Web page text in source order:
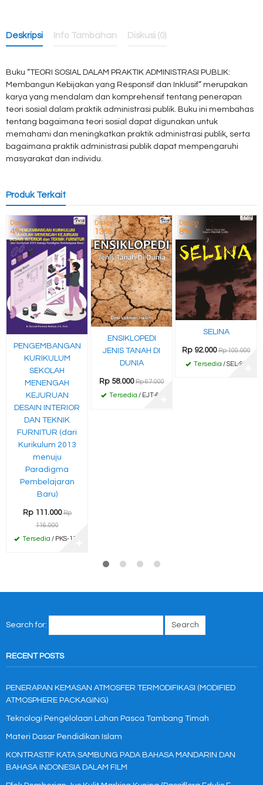
Deskripsi Info Tambahan Diskusi (0)
Buku “TEORI SOSIAL DALAM PRAKTIK ADMINISTRASI PUBLIK:
Membangun Kebijakan yang Responsif dan Inklusif” merupakan
karya yang mendalam dan komprehensif tentang penerapan
teori sosial dalam praktik administrasi publik. Buku ini membahas
tentang bagaimana teori sosial dapat digunakan untuk
memahami dan meningkatkan praktik administrasi publik, serta
bagaimana praktik administrasi publik dapat mempengaruhi
masyarakat dan individu.
Produk Terkait
Diskon
4%
PENGEMBANGAN
KURIKULUM
SEKOLAH
MENENGAH
KEJURUAN
DESAIN INTERIOR
DAN TEKNIK
FURNITUR (dari
Kurikulum 2013
menuju
Paradigma
Pembelajaran
Baru)
Rp 111.000 Rp
116.000
Tersedia / PKS-111
Diskon
13%
ENSIKLOPEDI
JENIS TANAH DI
DUNIA
Rp 58.000 Rp 67.000
Tersedia / EJT-66
Diskon
8%
SELINA
Rp 92.000 Rp 100.000
Tersedia / SEL-96
Search for:
RECENT POSTS
PENERAPAN KEMASAN ATMOSFER TERMODIFIKASI (MODIFIED
ATMOSPHERE PACKAGING)
Teknologi Pengelolaan Lahan Pasca Tambang Timah
Materi Dasar Pendidikan Islam
KONTRASTIF KATA SAMBUNG PADA BAHASA MANDARIN DAN
BAHASA INDONESIA DALAM FILM